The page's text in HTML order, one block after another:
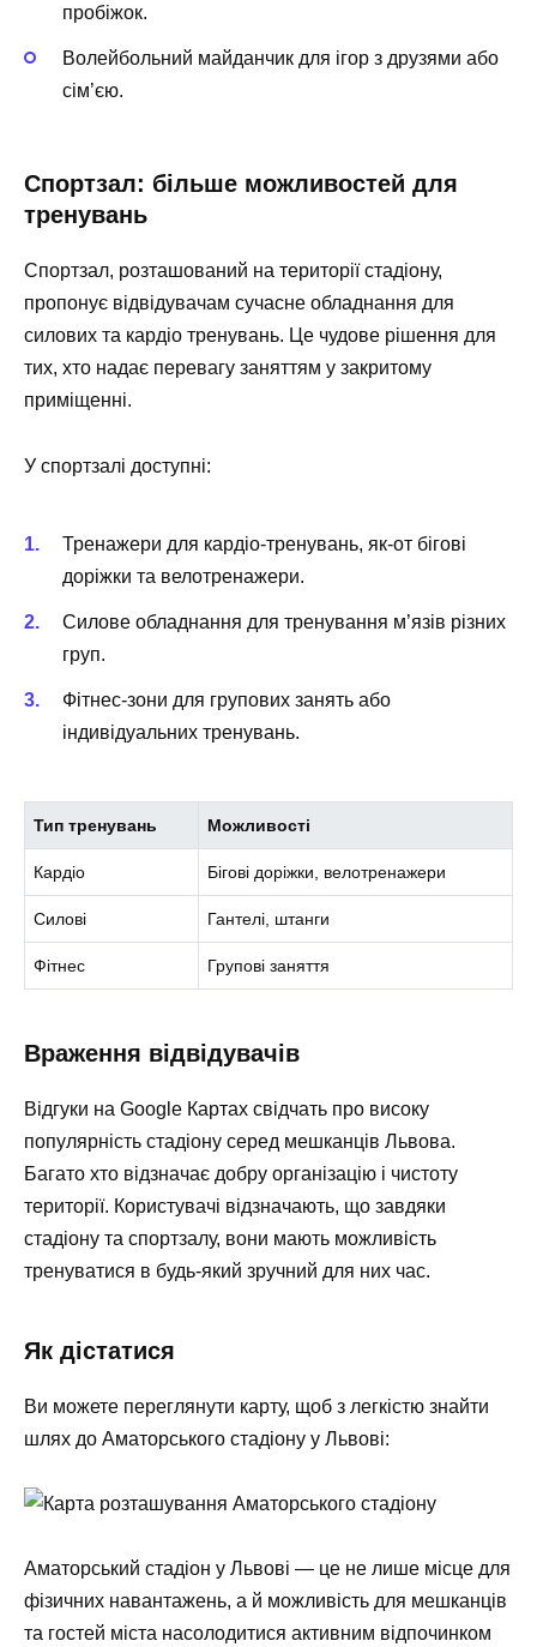
пробіжок.
Волейбольний майданчик для ігор з друзями або
сім’єю.
Спортзал: більше можливостей для
тренувань
Спортзал, розташований на території стадіону,
пропонує відвідувачам сучасне обладнання для
силових та кардіо тренувань. Це чудове рішення для
тих, хто надає перевагу заняттям у закритому
приміщенні.
У спортзалі доступні:
Тренажери для кардіо-тренувань, як-от бігові
доріжки та велотренажери.
Силове обладнання для тренування м’язів різних
груп.
Фітнес-зони для групових занять або
індивідуальних тренувань.
Тип тренувань Можливості
Кардіо Бігові доріжки, велотренажери
Силові Гантелі, штанги
Фітнес Групові заняття
Враження відвідувачів
Відгуки на Google Картах свідчать про високу
популярність стадіону серед мешканців Львова.
Багато хто відзначає добру організацію і чистоту
території. Користувачі відзначають, що завдяки
стадіону та спортзалу, вони мають можливість
тренуватися в будь-який зручний для них час.
Як дістатися
Ви можете переглянути карту, щоб з легкістю знайти
шлях до Аматорського стадіону у Львові:
Аматорський стадіон у Львові — це не лише місце для
фізичних навантажень, а й можливість для мешканців
та гостей міста насолодитися активним відпочинком